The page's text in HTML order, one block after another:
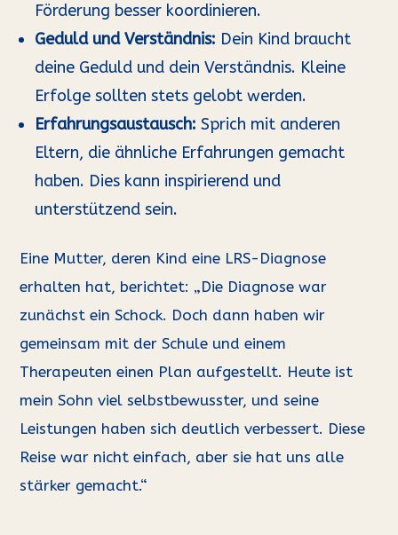
Förderung besser koordinieren.
Geduld und Verständnis: Dein Kind braucht
deine Geduld und dein Verständnis. Kleine
Erfolge sollten stets gelobt werden.
Erfahrungsaustausch: Sprich mit anderen
Eltern, die ähnliche Erfahrungen gemacht
haben. Dies kann inspirierend und
unterstützend sein.
Eine Mutter, deren Kind eine LRS-Diagnose
erhalten hat, berichtet: „Die Diagnose war
zunächst ein Schock. Doch dann haben wir
gemeinsam mit der Schule und einem
Therapeuten einen Plan aufgestellt. Heute ist
mein Sohn viel selbstbewusster, und seine
Leistungen haben sich deutlich verbessert. Diese
Reise war nicht einfach, aber sie hat uns alle
stärker gemacht.“